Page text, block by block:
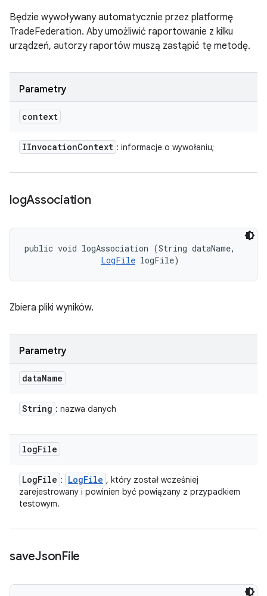
Będzie wywoływany automatycznie przez platformę
TradeFederation. Aby umożliwić raportowanie z kilku
urządzeń, autorzy raportów muszą zastąpić tę metodę.
Parametry
context
IInvocationContext : informacje o wywołaniu;
logAssociation
public void logAssociation (String dataName,
LogFile logFile)
Zbiera pliki wyników.
Parametry
dataName
String : nazwa danych
logFile
LogFile : LogFile , który został wcześniej
zarejestrowany i powinien być powiązany z przypadkiem
testowym.
saveJsonFile